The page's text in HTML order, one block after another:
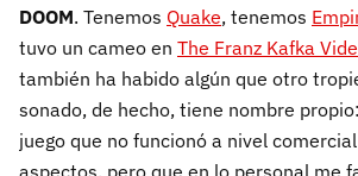
DOOM. Tenemos Quake, tenemos
tuvo un cameo en The Franz Kafka
también ha habido algún que otro
sonado, de hecho, tiene nombre propio:
juego que no funcionó a nivel